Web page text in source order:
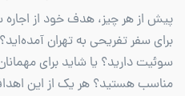
پیش از هر چیز، هدف خود از
برای سفر تفریحی به تهران
سوئیت دارید؟ یا شاید برای
مناسب هستید؟ هر یک از این